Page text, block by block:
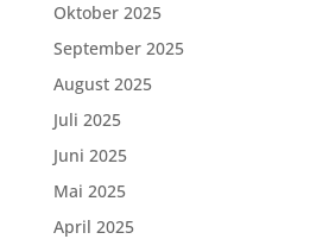
Oktober 2025
September 2025
August 2025
Juli 2025
Juni 2025
Mai 2025
April 2025